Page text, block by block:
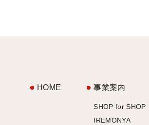
HOME 事業案内
SHOP for SHOP
IREMONYA